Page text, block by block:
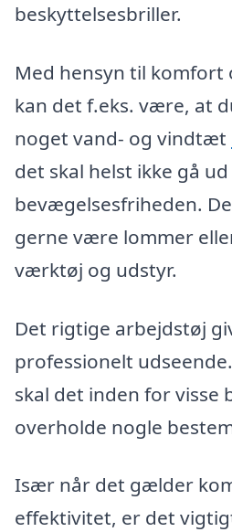
beskyttelsesbriller.
Med hensyn til komfort
kan det f.eks. være, at
noget vand- og vindtæt
det skal helst ikke gå
bevægelsesfriheden.
gerne være lommer
værktøj og udstyr.
Det rigtige arbejdstøj
professionelt
skal det inden for visse
overholde nogle
Især når det gælder
effektivitet, er det